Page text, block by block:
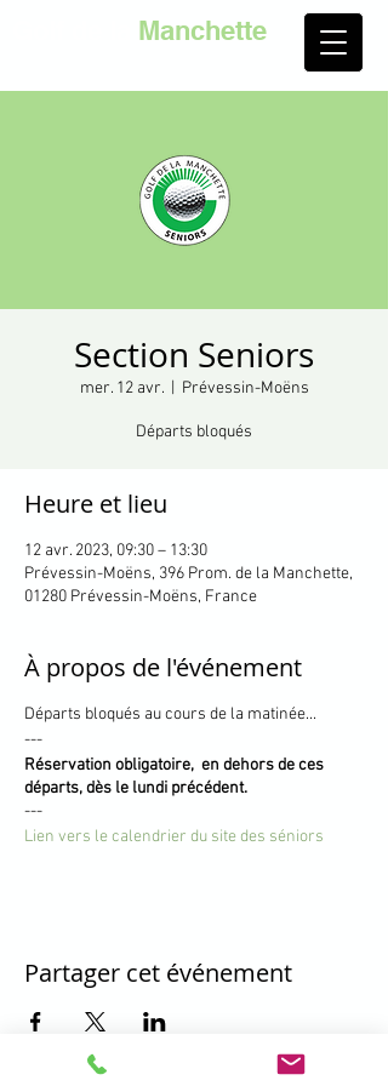
Manchette
Section Seniors
mer. 12 avr.
  |
Prévessin-Moëns
Départs bloqués
Heure et lieu
12 avr. 2023, 09:30 – 13:30
Prévessin-Moëns, 396 Prom. de la Manchette,
01280 Prévessin-Moëns, France
À propos de l'événement
Départs bloqués au cours de la matinée...
---
Réservation obligatoire, en dehors de ces
départs, dès le lundi précédent.
---
Lien vers le calendrier du site des séniors
Partager cet événement